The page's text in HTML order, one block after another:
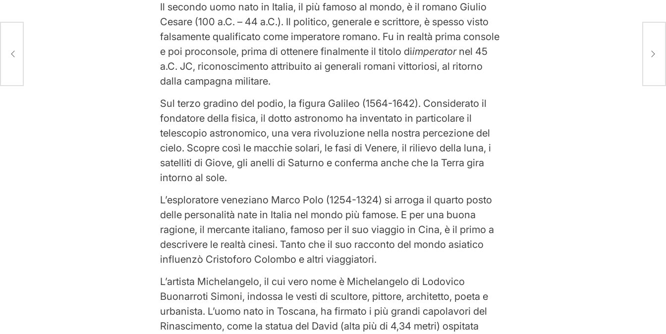
Il secondo uomo nato in Italia, il più famoso al mondo, è il romano Giulio
Cesare (100 a.C. – 44 a.C.). Il politico, generale e scrittore, è spesso visto
falsamente qualificato come imperatore romano. Fu in realtà prima console
e poi proconsole, prima di ottenere finalmente il titolo diimperatornel 45
a.C. JC, riconoscimento attribuito ai generali romani vittoriosi, al ritorno
dalla campagna militare.
Sul terzo gradino del podio, la figura Galileo (1564-1642). Considerato il
fondatore della fisica, il dotto astronomo ha inventato in particolare il
telescopio astronomico, una vera rivoluzione nella nostra percezione del
cielo. Scopre così le macchie solari, le fasi di Venere, il rilievo della luna, i
satelliti di Giove, gli anelli di Saturno e conferma anche che la Terra gira
intorno al sole.
L’esploratore veneziano Marco Polo (1254-1324) si arroga il quarto posto
delle personalità nate in Italia nel mondo più famose. E per una buona
ragione, il mercante italiano, famoso per il suo viaggio in Cina, è il primo a
descrivere le realtà cinesi. Tanto che il suo racconto del mondo asiatico
influenzò Cristoforo Colombo e altri viaggiatori.
L’artista Michelangelo, il cui vero nome è Michelangelo di Lodovico
Buonarroti Simoni, indossa le vesti di scultore, pittore, architetto, poeta e
urbanista. L’uomo nato in Toscana, ha firmato i più grandi capolavori del
Rinascimento, come la statua del David (alta più di 4,34 metri) ospitata